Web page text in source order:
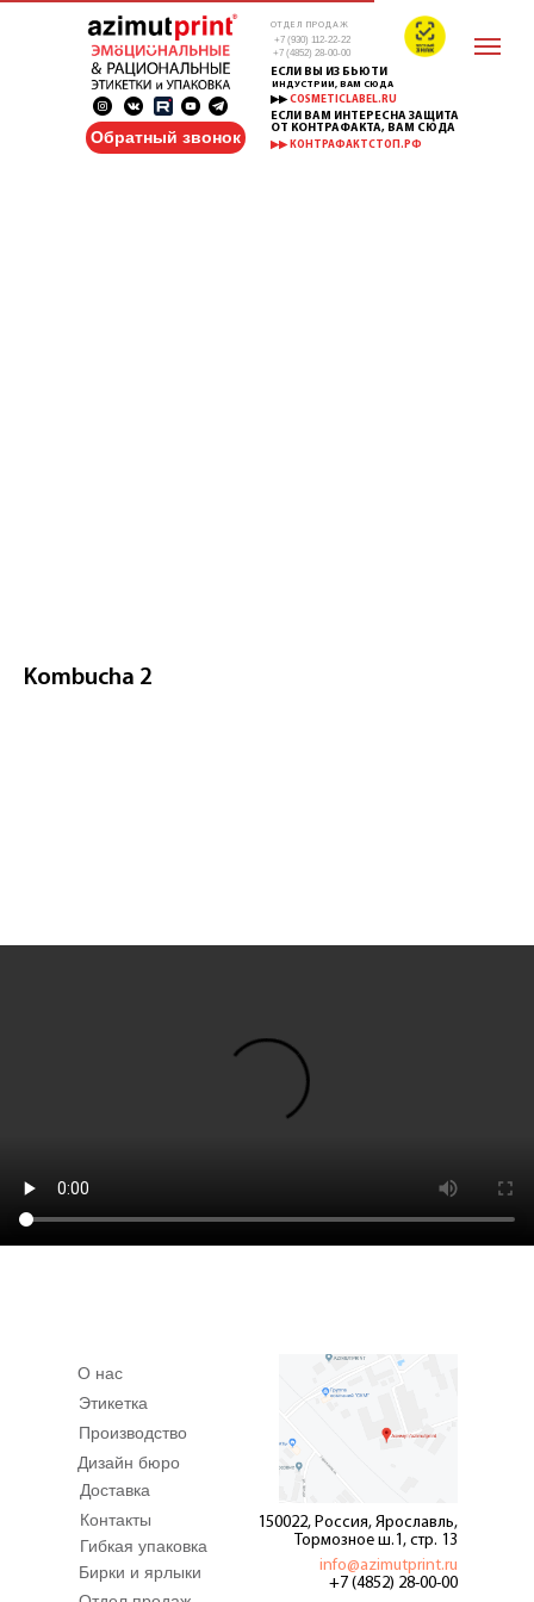
+7 (4852) 28-00-00
Обратный звонок
+7 (930) 112-22-22
ОТДЕЛ ПРОДАЖ
ИНДУСТРИИ, ВАМ СЮДА
ЕСЛИ ВЫ ИЗ БЬЮТИ
▶▶COSMETICLABEL.RU
ЕСЛИ ВАМ ИНТЕРЕСНА ЗАЩИТА
ОТ КОНТРАФАКТА, ВАМ СЮДА
▶▶ КОНТРАФАКТСТОП.РФ
Kombucha 2
О нас
Этикетка
Производство
Дизайн бюро
Доставка
Контакты
info@azimutprint.ru
+7 (4852) 28-00-00
150022, Россия, Ярославль,
Тормозное ш.1, стр. 13
Гибкая упаковка
Бирки и ярлыки